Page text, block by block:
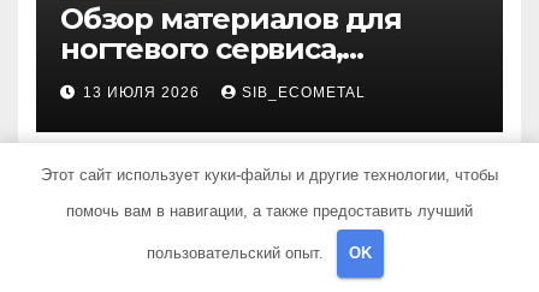
Обзор материалов для
ногтевого сервиса,
наращивания ресниц и
депиляции
13 ИЮЛЯ 2026 SIB_ECOMETAL
НОВОСТИ АВТО
Внедрение RPA для
Этот сайт использует куки-файлы и другие технологии, чтобы
помочь вам в навигации, а также предоставить лучший
пользовательский опыт. OK